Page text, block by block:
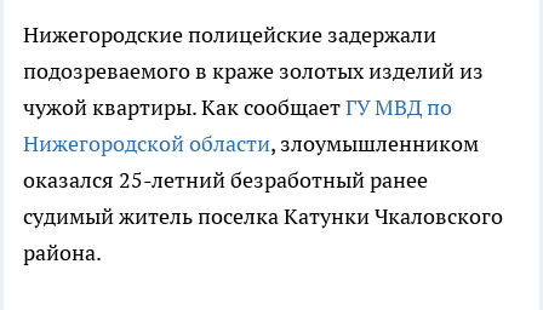
Нижегородские полицейские задержали
подозреваемого в краже золотых изделий из
чужой квартиры. Как сообщаетГУ МВД по
Нижегородской области, злоумышленником
оказался 25-летний безработный ранее
судимый житель поселка Катунки Чкаловского
района.